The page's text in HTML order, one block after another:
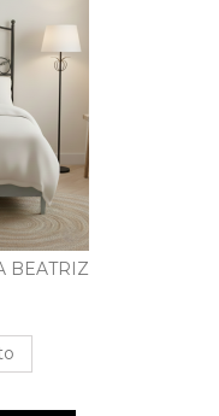
BEATRIZ